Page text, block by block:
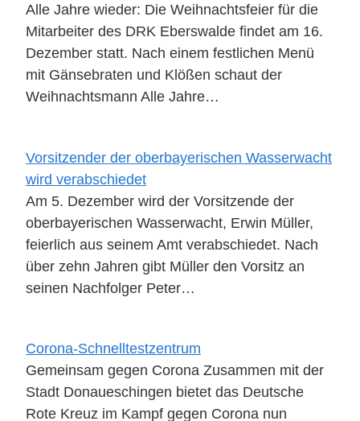
Alle Jahre wieder: Die Weihnachtsfeier für die
Mitarbeiter des DRK Eberswalde findet am 16.
Dezember statt. Nach einem festlichen Menü
mit Gänsebraten und Klößen schaut der
Weihnachtsmann Alle Jahre…
Vorsitzender der oberbayerischen Wasserwacht
wird verabschiedet
Am 5. Dezember wird der Vorsitzende der
oberbayerischen Wasserwacht, Erwin Müller,
feierlich aus seinem Amt verabschiedet. Nach
über zehn Jahren gibt Müller den Vorsitz an
seinen Nachfolger Peter…
Corona-Schnelltestzentrum
Gemeinsam gegen Corona Zusammen mit der
Stadt Donaueschingen bietet das Deutsche
Rote Kreuz im Kampf gegen Corona nun